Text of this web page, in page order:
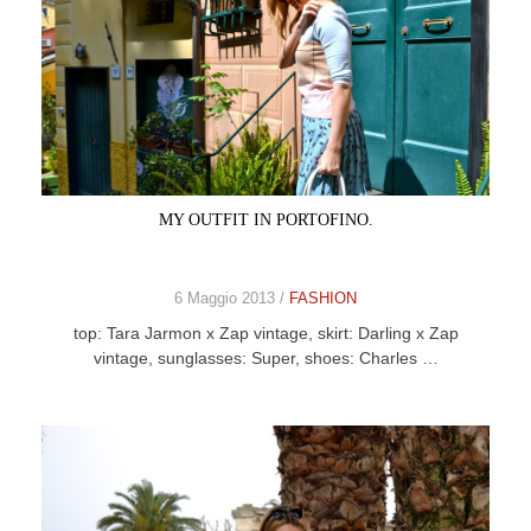
MY OUTFIT IN PORTOFINO.
6 Maggio 2013 / FASHION
top: Tara Jarmon x Zap vintage, skirt: Darling x Zap
vintage, sunglasses: Super, shoes: Charles …